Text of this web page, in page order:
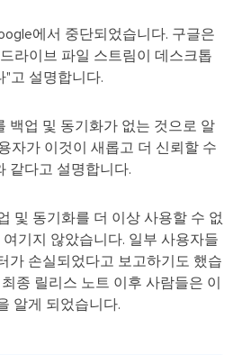
에서 중단되었습니다. 구글은
라이브 파일 스트림이 데스크톱
"고 설명합니다.
백업 및 동기화가 없는 것으로 알
자가 이것이 새롭고 더 신뢰할 수
같다고 설명합니다.
및 동기화를 더 이상 사용할 수 없
기지 않았습니다. 일부 사용자들
가 손실되었다고 보고하기도 했습
종 릴리스 노트 이후 사람들은 이
알게 되었습니다.